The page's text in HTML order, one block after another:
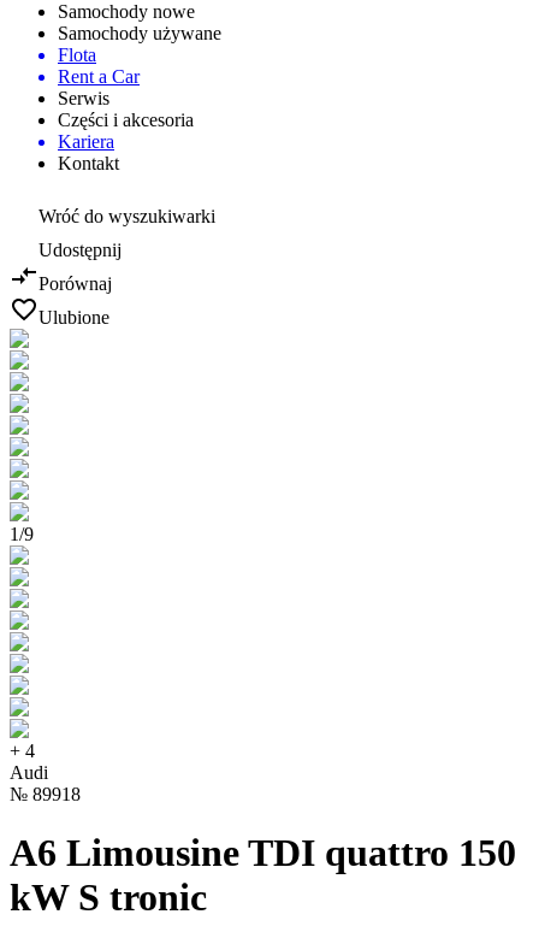
Samochody nowe
Samochody używane
Flota
Rent a Car
Serwis
Części i akcesoria
Kariera
Kontakt
Wróć do wyszukiwarki
Udostępnij
Porównaj
Ulubione
1/9
+ 4
Audi
№ 89918
A6 Limousine TDI quattro 150
kW S tronic